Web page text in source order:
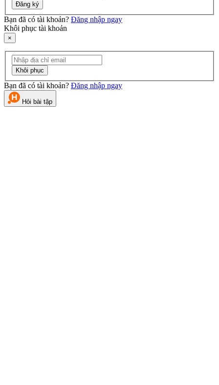
Đăng ký
Bạn đã có tài khoản? Đăng nhập ngay
Khôi phục tài khoản
×
Khôi phục
Bạn đã có tài khoản? Đăng nhập ngay
Hỏi bài tập